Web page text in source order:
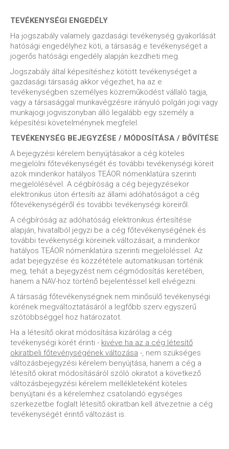
TEVÉKENYSÉGI ENGEDÉLY
Ha jogszabály valamely gazdasági tevékenység gyakorlását
hatósági engedélyhez köti, a társaság e tevékenységet a
jogerős hatósági engedély alapján kezdheti meg.
Jogszabály által képesítéshez kötött tevékenységet a
gazdasági társaság akkor végezhet, ha az e
tevékenységben személyes közreműködést vállaló tagja,
vagy a társasággal munkavégzésre irányuló polgári jogi vagy
munkajogi jogviszonyban álló legalább egy személy a
képesítési követelménynek megfelel.
TEVÉKENYSÉG BEJEGYZÉSE / MÓDOSÍTÁSA / BŐVÍTÉSE
A bejegyzési kérelem benyújtásakor a cég köteles
megjelölni főtevékenységét és további tevékenységi köreit
azok mindenkor hatályos TEÁOR nómenklatúra szerinti
megjelölésével. A cégbíróság a cég bejegyzésekor
elektronikus úton értesíti az állami adóhatóságot a cég
főtevékenységéről és további tevékenységi köreiről.
A cégbíróság az adóhatóság elektronikus értesítése
alapján, hivatalból jegyzi be a cég főtevékenységének és
további tevékenységi köreinek változásait, a mindenkor
hatályos TEÁOR nómenklatúra szerinti megjelöléssel. Az
adat bejegyzése és közzététele automatikusan történik
meg, tehát a bejegyzést nem cégmódosítás keretében,
hanem a NAV-hoz történő bejelentéssel kell elvégezni.
A társaság főtevékenységnek nem minősülő tevékenységi
körének megváltoztatásáról a legfőbb szerv egyszerű
szótöbbséggel hoz határozatot.
Ha a létesítő okirat módosítása kizárólag a cég
tevékenységi körét érinti - kivéve ha az a cég létesítő
okiratbeli főtevénységének változása -, nem szükséges
változásbejegyzési kérelem benyújtása, hanem a cég a
létesítő okirat módosításáról szóló okiratot a következő
változásbejegyzési kérelem mellékleteként köteles
benyújtani és a kérelemhez csatolandó egységes
szerkezetbe foglalt létesítő okiratban kell átvezetnie a cég
tevékenységét érintő változást is.